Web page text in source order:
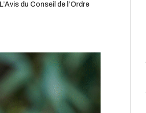
du Conseil de l’Ordre